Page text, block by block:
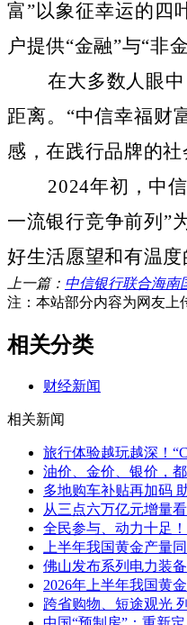
富”以象征幸运的四
户提供“金融”与“非
在大多数人眼
距离。 “中信幸福财
感 ，在践行品牌的
2024年初，中
一流银行竞争前列 ”
好生活愿望和有温度
上一篇： 中信银行联合海南
注：本站部分内容为网友上
相关分类
财经新闻
相关新闻
旅行体验越玩越深！
油价、金价、银价，
多地购车补贴再加码
从三点六万亿元增量
全民参与、动力十足
上半年我国黄金产量
佛山发布系列电力装
2026年上半年我国黄
跨省购物、短途观光